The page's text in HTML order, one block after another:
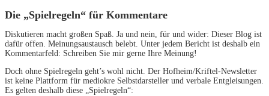
Die „Spielregeln“ für Kommentare
Diskutieren macht großen Spaß. Ja und nein, für und wider: Dieser Blog ist
dafür offen. Meinungsaustausch belebt. Unter jedem Bericht ist deshalb ein
Kommentarfeld: Schreiben Sie mir gerne Ihre Meinung!
Doch ohne Spielregeln geht’s wohl nicht. Der Hofheim/Kriftel-Newsletter
ist keine Plattform für mediokre Selbstdarsteller und verbale Entgleisungen.
Es gelten deshalb diese „Spielregeln“: